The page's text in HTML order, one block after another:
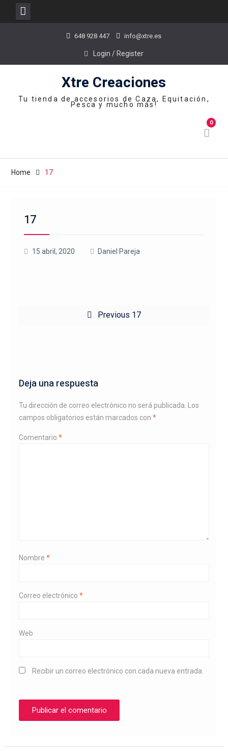
648 928 447 info@xtre.es
Login / Register
Xtre Creaciones
Tu tienda de accesorios de Caza, Equitación,
Pesca y mucho más!
0
Home 17
17
15 abril, 2020 Daniel Pareja
Previous Previous
17
Deja una respuesta
Tu dirección de correo electrónico no será publicada.
Los
campos obligatorios están marcados con *
Comentario *
Nombre *
Correo electrónico *
Web
Recibir un correo electrónico con cada nueva entrada.